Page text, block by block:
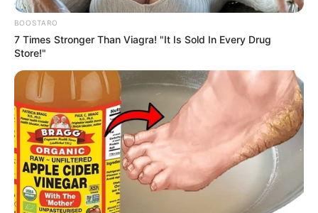
BOOSTARO
7 Times Stronger Than Viagra! "It Is Sold In Every Drug
Store!"